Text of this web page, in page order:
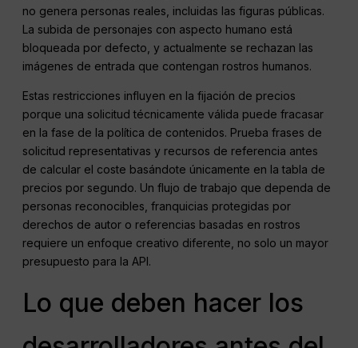
no genera personas reales, incluidas las figuras públicas.
La subida de personajes con aspecto humano está
bloqueada por defecto, y actualmente se rechazan las
imágenes de entrada que contengan rostros humanos.
Estas restricciones influyen en la fijación de precios
porque una solicitud técnicamente válida puede fracasar
en la fase de la política de contenidos. Prueba frases de
solicitud representativas y recursos de referencia antes
de calcular el coste basándote únicamente en la tabla de
precios por segundo. Un flujo de trabajo que dependa de
personas reconocibles, franquicias protegidas por
derechos de autor o referencias basadas en rostros
requiere un enfoque creativo diferente, no solo un mayor
presupuesto para la API.
Lo que deben hacer los